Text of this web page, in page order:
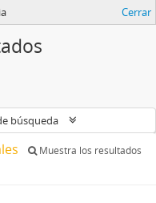
Cerrar
búsqueda
Muestra los resultados